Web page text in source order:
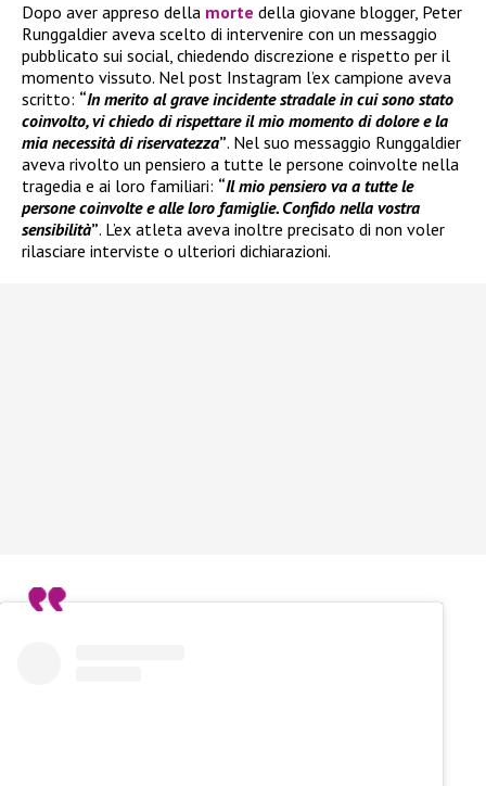
Dopo aver appreso della morte della giovane blogger, Peter
Runggaldier aveva scelto di intervenire con un messaggio
pubblicato sui social, chiedendo discrezione e rispetto per il
momento vissuto. Nel post Instagram l’ex campione aveva
scritto: “In merito al grave incidente stradale in cui sono stato
coinvolto, vi chiedo di rispettare il mio momento di dolore e la
mia necessità di riservatezza”. Nel suo messaggio Runggaldier
aveva rivolto un pensiero a tutte le persone coinvolte nella
tragedia e ai loro familiari: “Il mio pensiero va a tutte le
persone coinvolte e alle loro famiglie. Confido nella vostra
sensibilità”. L’ex atleta aveva inoltre precisato di non voler
rilasciare interviste o ulteriori dichiarazioni.